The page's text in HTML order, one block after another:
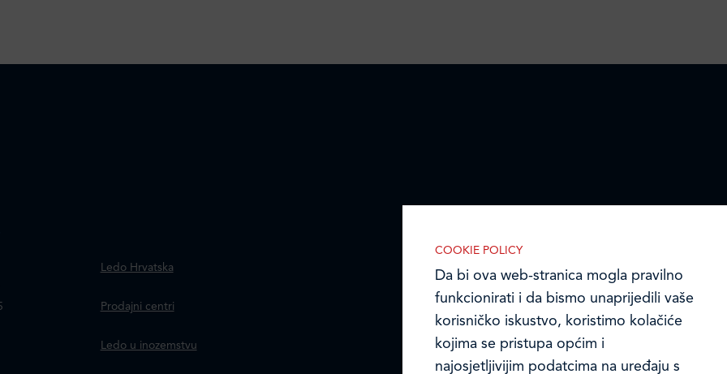
Ledo Hrvatska
Prodajni centri
Ledo u inozemstvu
COOKIE POLICY
Da bi ova web-stranica mogla pravilno
funkcionirati i da bismo unaprijedili vaše
korisničko iskustvo, koristimo kolačiće
kojima se pristupa općim i
najosjetljivijim podatcima na uređaju s